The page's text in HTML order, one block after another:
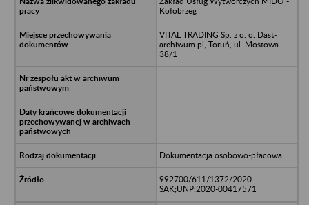
Kołobrzeg
VITAL TRADING Sp. z o. o. Dast-
archiwum.pl, Toruń, ul. Mostowa
38/1
Dokumentacja osobowo-płacowa
992700/611/1372/2020-
SAK;UNP:2020-00417571